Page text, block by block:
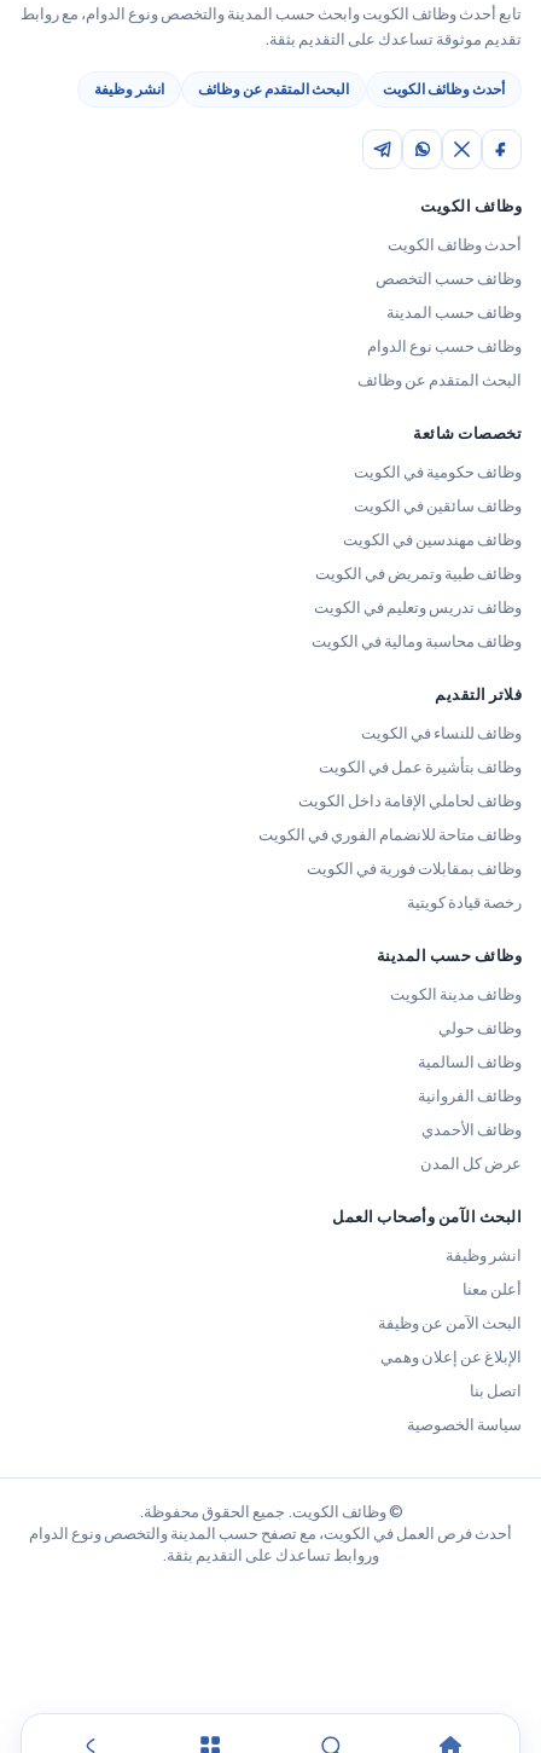
تابع أحدث وظائف الكويت وابحث حسب المدينة والتخصص ونوع الدوام، مع روابط
تقديم موثوقة تساعدك على التقديم بثقة.
أحدث وظائف الكويت البحث المتقدم عن وظائف انشر وظيفة
وظائف الكويت
أحدث وظائف الكويت
وظائف حسب التخصص
وظائف حسب المدينة
وظائف حسب نوع الدوام
البحث المتقدم عن وظائف
تخصصات شائعة
وظائف حكومية في الكويت
وظائف سائقين في الكويت
وظائف مهندسين في الكويت
وظائف طبية وتمريض في الكويت
وظائف تدريس وتعليم في الكويت
وظائف محاسبة ومالية في الكويت
فلاتر التقديم
وظائف للنساء في الكويت
وظائف بتأشيرة عمل في الكويت
وظائف لحاملي الإقامة داخل الكويت
وظائف متاحة للانضمام الفوري في الكويت
وظائف بمقابلات فورية في الكويت
رخصة قيادة كويتية
وظائف حسب المدينة
وظائف مدينة الكويت
وظائف حولي
وظائف السالمية
وظائف الفروانية
وظائف الأحمدي
عرض كل المدن
البحث الآمن وأصحاب العمل
انشر وظيفة
أعلن معنا
البحث الآمن عن وظيفة
الإبلاغ عن إعلان وهمي
اتصل بنا
سياسة الخصوصية
© وظائف الكويت. جميع الحقوق محفوظة.
أحدث فرص العمل في الكويت، مع تصفح حسب المدينة والتخصص ونوع الدوام
وروابط تساعدك على التقديم بثقة.